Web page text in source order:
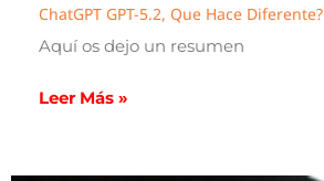
ChatGPT GPT-5.2, Que Hace Diferente?
Aquí os dejo un resumen
Leer Más »